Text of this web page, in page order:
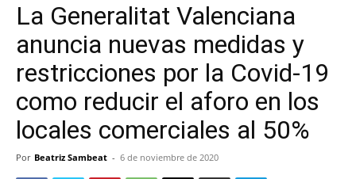
La Generalitat Valenciana
anuncia nuevas medidas y
restricciones por la Covid-19
como reducir el aforo en los
locales comerciales al 50%
Por Beatriz Sambeat - 6 de noviembre de 2020